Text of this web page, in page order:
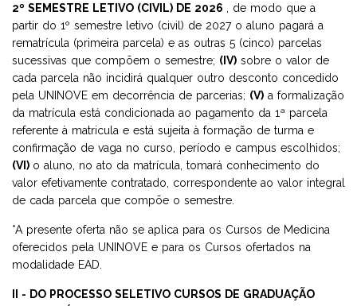
2º SEMESTRE LETIVO (CIVIL) DE 2026
, de modo que a
partir do 1º semestre letivo (civil) de 2027 o aluno pagará a
rematrícula (primeira parcela) e as outras 5 (cinco) parcelas
sucessivas que compõem o semestre; (IV) sobre o valor de
cada parcela não incidirá qualquer outro desconto concedido
pela UNINOVE em decorrência de parcerias; (V) a formalização
da matrícula está condicionada ao pagamento da 1ª parcela
referente à matricula e está sujeita à formação de turma e
confirmação de vaga no curso, período e campus escolhidos;
(VI) o aluno, no ato da matrícula, tomará conhecimento do
valor efetivamente contratado, correspondente ao valor integral
de cada parcela que compõe o semestre.
*A presente oferta não se aplica para os Cursos de Medicina
oferecidos pela UNINOVE e para os Cursos ofertados na
modalidade EAD.
II - DO PROCESSO SELETIVO CURSOS DE GRADUAÇÃO